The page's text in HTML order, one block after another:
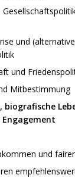
und
und
Mitbestimmung
und